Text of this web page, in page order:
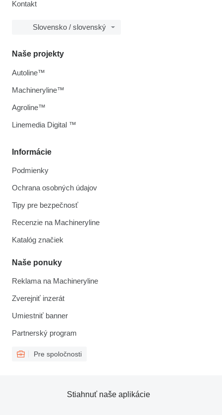
Kontakt
Slovensko / slovenský
Informácie
Podmienky
Ochrana osobných údajov
Tipy pre bezpečnosť
Recenzie na Machineryline
Katalóg značiek
Naše ponuky
Reklama na Machineryline
Zverejniť inzerát
Umiestniť banner
Partnerský program
Pre spoločnosti
Naše projekty
Autoline™
Machineryline™
Agroline™
Linemedia Digital ™
Stiahnuť naše aplikácie